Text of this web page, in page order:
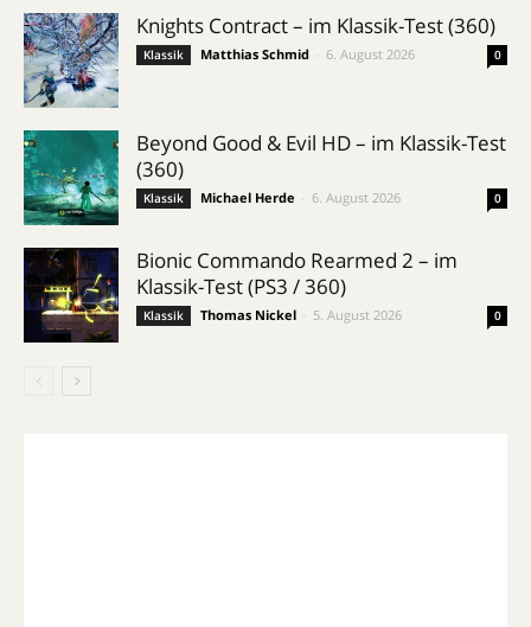
Knights Contract – im Klassik-Test (360)
Klassik Matthias Schmid 6. August 2026 0
Beyond Good & Evil HD – im Klassik-Test
(360)
Klassik Michael Herde 6. August 2026 0
Bionic Commando Rearmed 2 – im
Klassik-Test (PS3 / 360)
Klassik Thomas Nickel 5. August 2026 0